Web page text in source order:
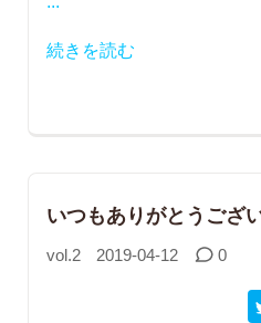
続きを読む
いつもありがとうござ
vol.2 2019-04-12 0